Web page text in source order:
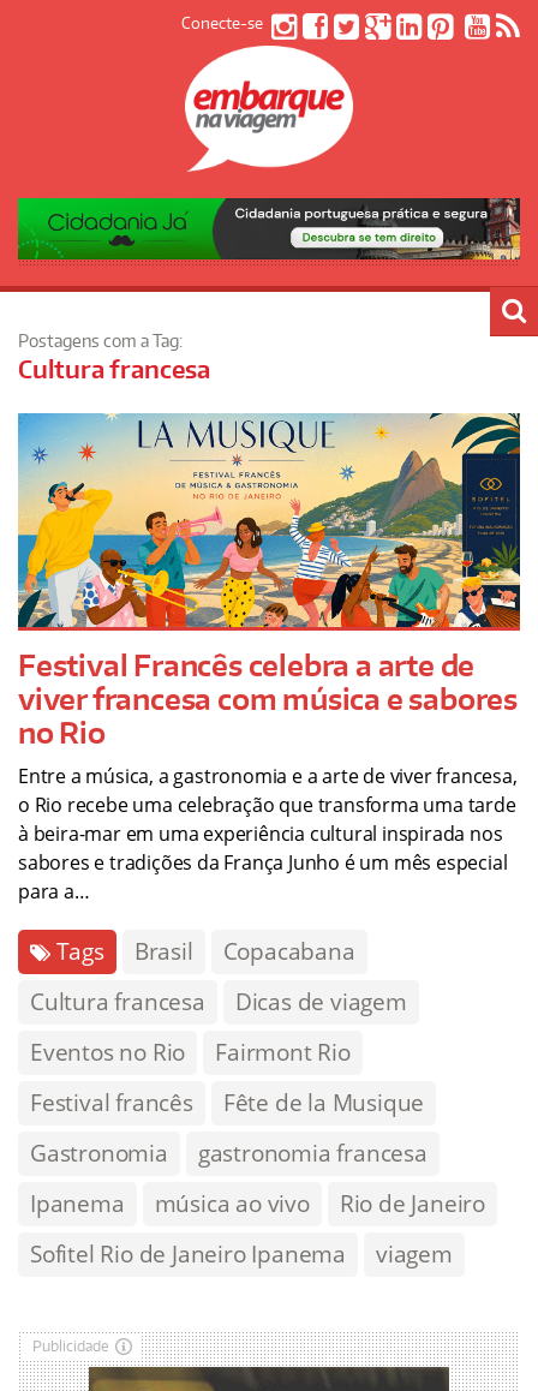
Conecte-se
Postagens com a Tag:
Cultura francesa
Festival Francês celebra a arte de
viver francesa com música e sabores
no Rio
Entre a música, a gastronomia e a arte de viver francesa,
o Rio recebe uma celebração que transforma uma tarde
à beira-mar em uma experiência cultural inspirada nos
sabores e tradições da França Junho é um mês especial
para a…
Tags Brasil
Copacabana
Cultura francesa
Dicas de viagem
Eventos no Rio
Fairmont Rio
Festival francês
Fête de la Musique
Gastronomia
gastronomia francesa
Ipanema
música ao vivo
Rio de Janeiro
Sofitel Rio de Janeiro Ipanema
viagem
Publicidade